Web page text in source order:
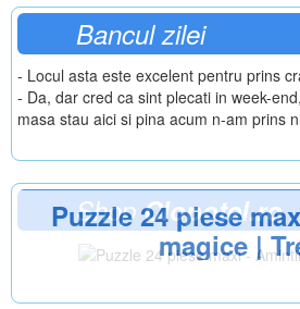
Bancul zilei
- Locul asta este excelent pentru prins
- Da, dar cred ca sint plecati in week-
masa stau aici si pina acum n-am prins
ShopClopotel.ro
Puzzle 24 piese
magice |